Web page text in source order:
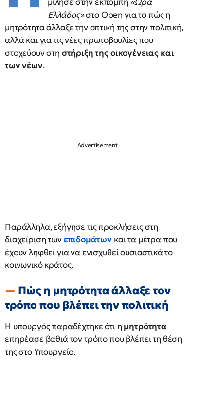
Ελλάδος»στο Open για το πώς η
μητρότητα άλλαξε την οπτική της στην πολιτική,
αλλά και για τις νέες πρωτοβουλίες που
στοχεύουν στη στήριξη της οικογένειας και
των νέων.
Παράλληλα, εξήγησε τις προκλήσεις στη
διαχείριση τωνεπιδομάτων και τα μέτρα που
έχουν ληφθεί για να ενισχυθεί ουσιαστικά το
κοινωνικό κράτος.
Πώς η μητρότητα άλλαξε τον
τρόπο που βλέπει την πολιτική
Η υπουργός παραδέχτηκε ότι η μητρότητα
επηρέασε βαθιά τον τρόπο που βλέπει τη θέση
της στο Υπουργείο.